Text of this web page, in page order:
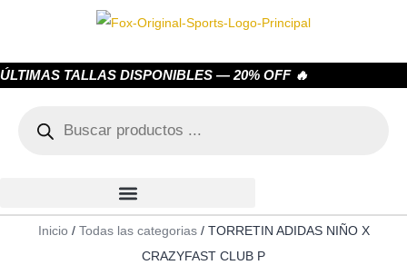
ÚLTIMAS TALLAS DISPONIBLES — 20% OFF 🔥
Inicio/ Todas las categorias/ TORRETIN ADIDAS NIÑO X
CRAZYFAST CLUB P